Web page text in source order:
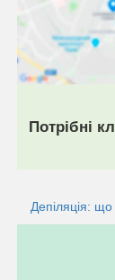
Потрібні
Депіляція: що